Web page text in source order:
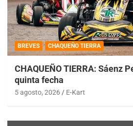
BREVES CHAQUEÑO TIERRA
CHAQUEÑO TIERRA: Sáenz
quinta fecha
5 agosto, 2026 E-Kart